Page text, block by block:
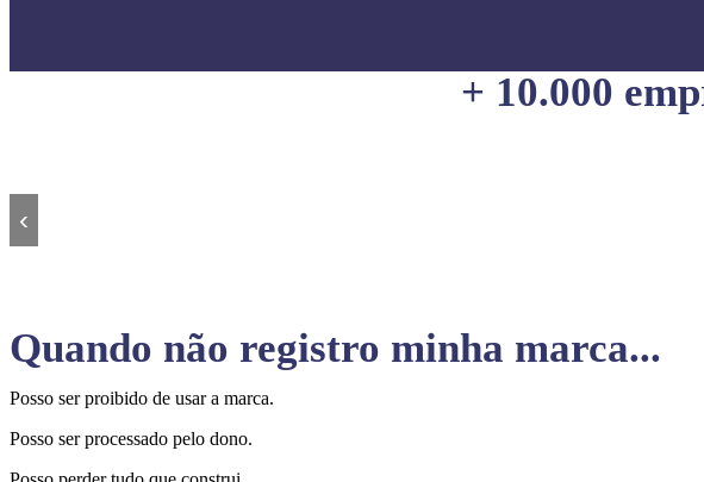
+ 10.000
‹
Quando não registro minha marca...
Posso ser proibido de usar a marca.
Posso ser processado pelo dono.